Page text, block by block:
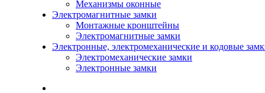
Механизмы оконные
Электромагнитные замки
Монтажные кронштейны
Электромагнитные замки
Электронные, электромеханические и кодовые
Электромеханические замки
Электронные замки